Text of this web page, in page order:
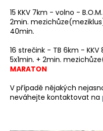
15 KKV 7km - volno -
2min.
40min.
16 strečink - TB 6km -
5x1min. + 2min.
MARATON
V případě nějakých
neváhejte kontaktovat na